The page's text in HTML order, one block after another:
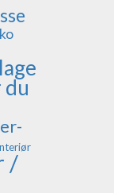
lage
du
/